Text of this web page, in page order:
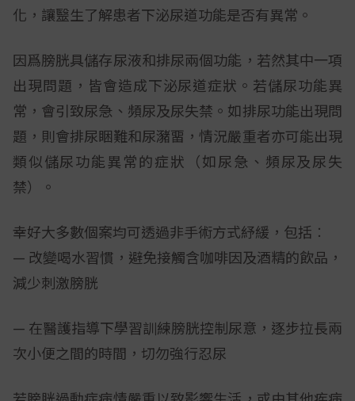
化，讓毉生了解患者下泌尿道功能是否有異常。
因爲膀胱具儲存尿液和排尿兩個功能，若然其中一項
出現問題，皆會造成下泌尿道症狀。若儲尿功能異
常，會引致尿急、頻尿及尿失禁。如排尿功能出現問
題，則會排尿睏難和尿瀦畱，情況嚴重者亦可能出現
類似儲尿功能異常的症狀（如尿急、頻尿及尿失
禁）。
幸好大多數個案均可透過非手術方式紓緩，包括︰
— 改變喝水習慣，避免接觸含咖啡因及酒精的飲品，
減少刺激膀胱
— 在醫護指導下學習訓練膀胱控制尿意，逐步拉長兩
次小便之間的時間，切勿強行忍尿